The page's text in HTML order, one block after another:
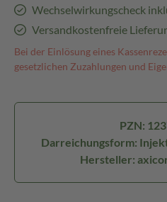
Wechselwirkungscheck
Versandkostenfreie
Bei der Einlösung eines
gesetzlichen Zuzahlungen und
PZN:
Darreichungsform:
Hersteller: